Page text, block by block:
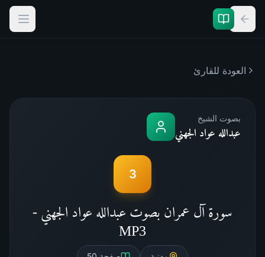
العودة للقارئ
بصوت الشيخ
عبدالله عواد الجهني
3
سورة آل عمران بصوت عبدالله عواد الجهني -
MP3